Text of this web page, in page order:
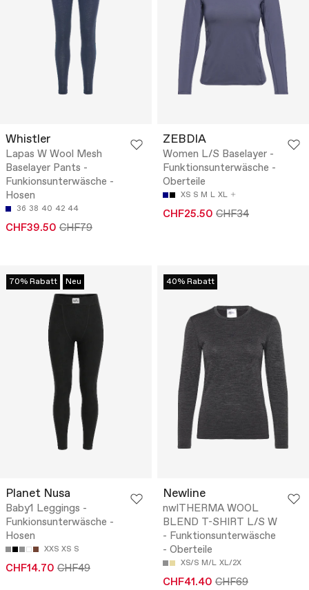
Whistler
Lapas W Wool Mesh
Baselayer Pants -
Funkionsunterwäsche -
Hosen
36 38 40 42 44
CHF39.50 CHF79
ZEBDIA
Women L/S Baselayer -
Funktionsunterwäsche -
Oberteile
XS S M L XL
CHF25.50 CHF34
70% Rabatt Neu
Planet Nusa
Baby1 Leggings -
Funkionsunterwäsche -
Hosen
XXS XS S
CHF14.70 CHF49
40% Rabatt
Newline
nwlTHERMA WOOL
BLEND T-SHIRT L/S W
- Funktionsunterwäsche
- Oberteile
XS/S M/L XL/2X
CHF41.40 CHF69